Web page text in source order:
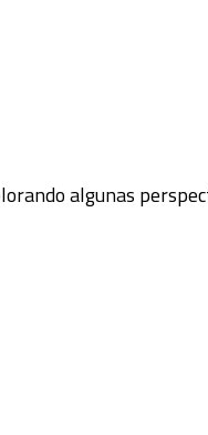
algunas